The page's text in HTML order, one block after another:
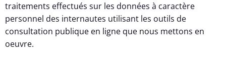
traitements effectués sur les données à caractère
personnel des internautes utilisant les outils de
consultation publique en ligne que nous mettons en
oeuvre.